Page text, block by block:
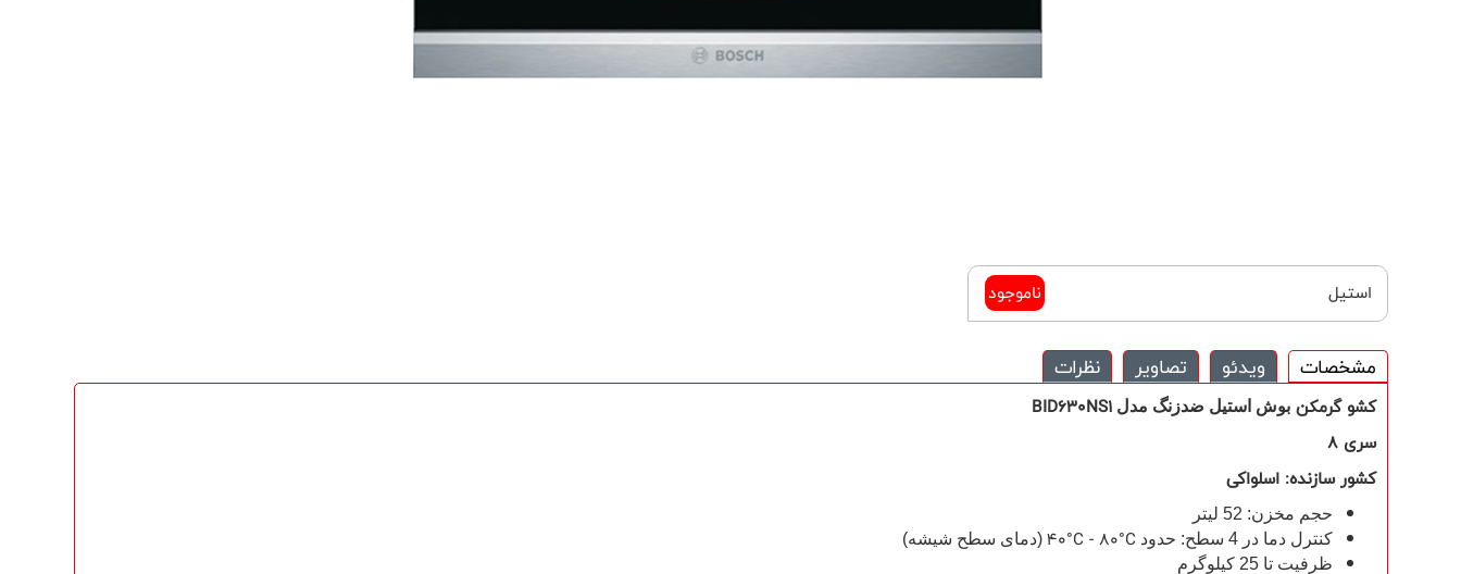
استیل ناموجود
مشخصات ویدئو تصاویر نظرات
کشو گرمکنبوش استیل ضدزنگ مدلBID630NS1
سری 8
کشور سازنده: اسلواکی
حجم مخزن: 52 لیتر
کنترل دما در 4 سطح: حدود
40°C - 80°C (دمای سطح شیشه)
ظرفیت تا 25 کیلوگرم